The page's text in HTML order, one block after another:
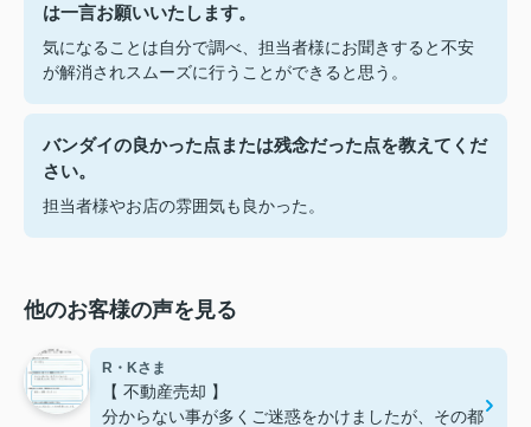
は一言お願いいたします。
気になることは自分で調べ、担当者様にお聞きすると不安
が解消されスムーズに行うことができると思う。
バンダイの良かった点または残念だった点を教えてくだ
さい。
担当者様やお店の雰囲気も良かった。
他のお客様の声を見る
R・Kさま
【 不動産売却 】
分からない事が多くご迷惑をかけましたが、その都